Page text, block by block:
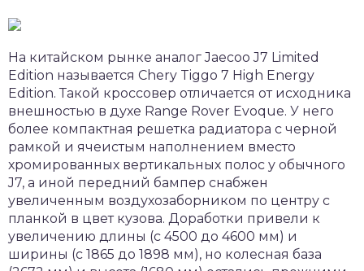
На китайском рынке аналог Jaecoo J7 Limited
Edition называется Chery Tiggo 7 High Energy
Edition. Такой кроссовер отличается от исходника
внешностью в духе Range Rover Evoque. У него
более компактная решетка радиатора с черной
рамкой и ячеистым наполнением вместо
хромированных вертикальных полос у обычного
J7, а иной передний бампер снабжен
увеличенным воздухозаборником по центру с
планкой в цвет кузова. Доработки привели к
увеличению длины (с 4500 до 4600 мм) и
ширины (с 1865 до 1898 мм), но колесная база